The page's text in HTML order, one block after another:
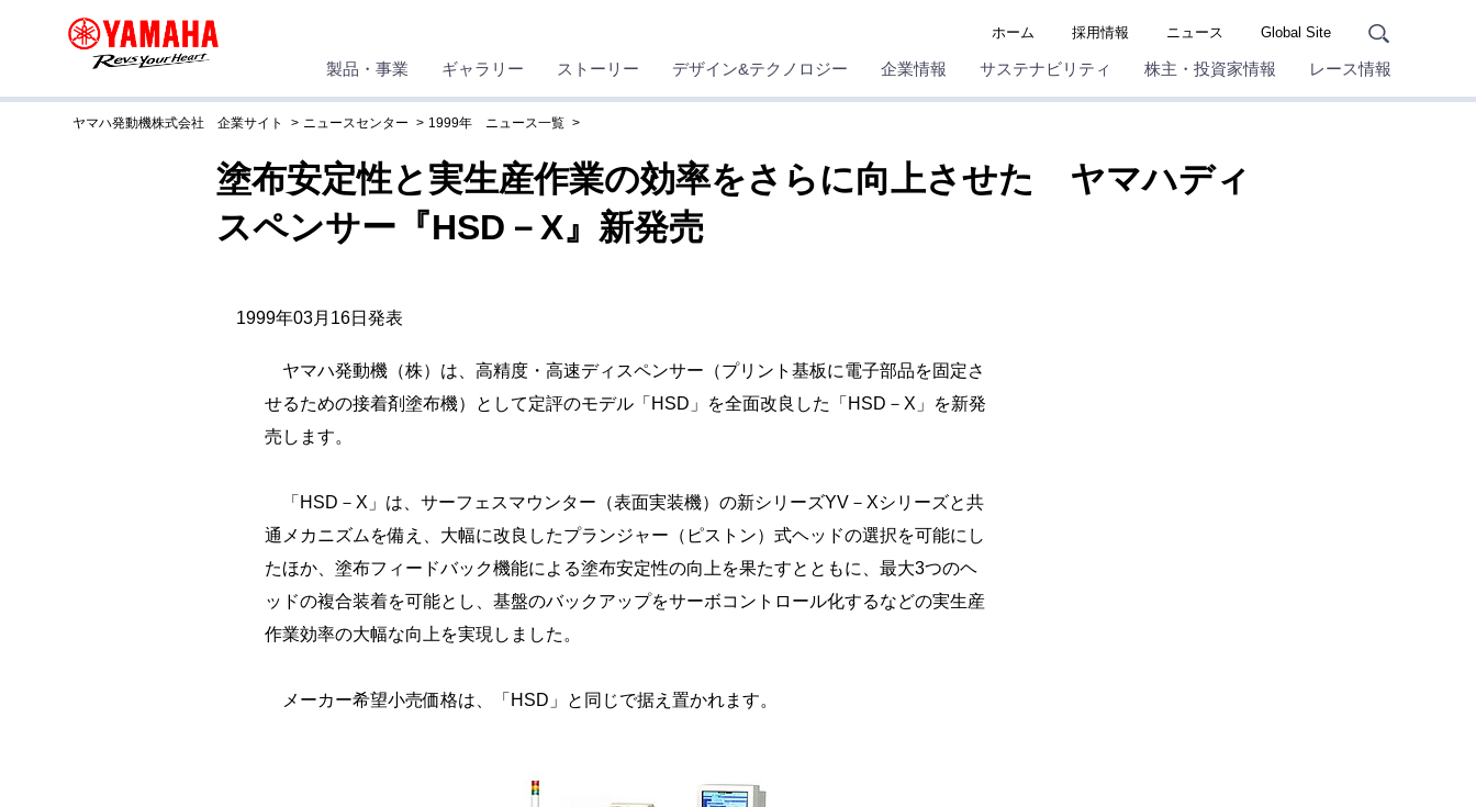
ホーム 採用情報 ニュース Global Site
製品・事業 ギャラリー ストーリー デザイン&テクノロジー 企業情報 サステナビリティ 株主・投資家情報 レース情報
ヤマハ発動機株式会社 企業サイト ニュースセンター 1999年 ニュース一覧
塗布安定性と実生産作業の効率をさらに向上させた ヤマハディ
スペンサー『HSD－X』新発売
1999年03月16日発表
ヤマハ発動機（株）は、高精度・高速ディスペンサー（プリント基板に電子部品を固定さ
せるための接着剤塗布機）として定評のモデル「HSD」を全面改良した「HSD－X」を新発
売します。
「HSD－X」は、サーフェスマウンター（表面実装機）の新シリーズYV－Xシリーズと共
通メカニズムを備え、大幅に改良したプランジャー（ピストン）式ヘッドの選択を可能にし
たほか、塗布フィードバック機能による塗布安定性の向上を果たすとともに、最大3つのヘ
ッドの複合装着を可能とし、基盤のバックアップをサーボコントロール化するなどの実生産
作業効率の大幅な向上を実現しました。
メーカー希望小売価格は、「HSD」と同じで据え置かれます。